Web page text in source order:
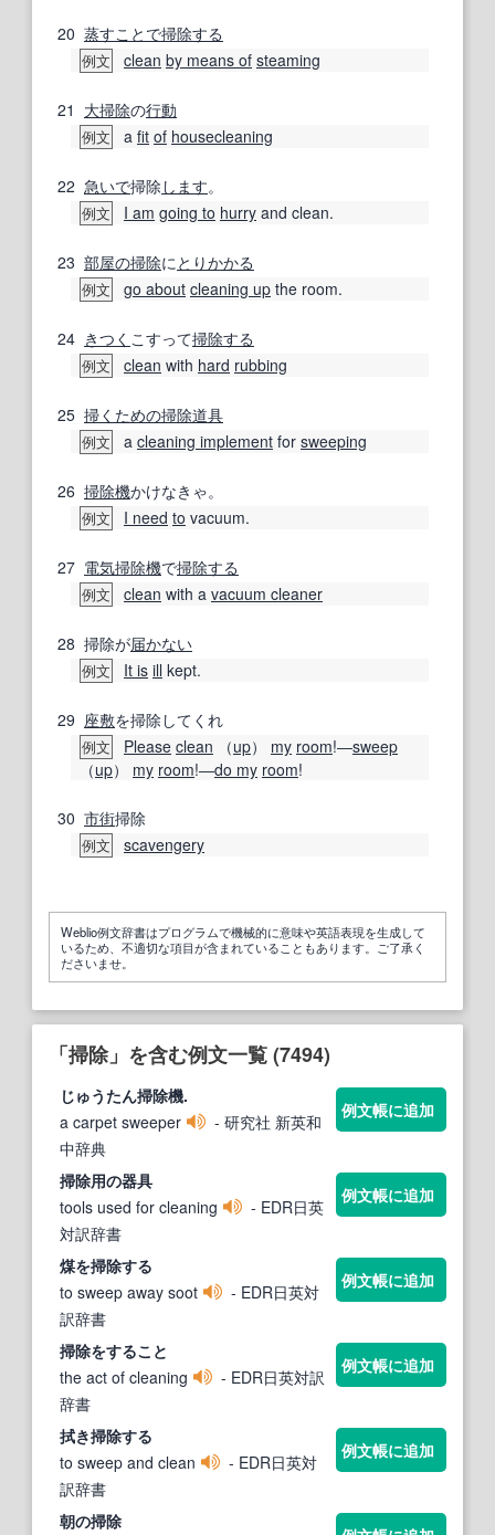
20 蒸すことで掃除する
例文 clean by means of steaming
21 大掃除の行動
例文 a fit of housecleaning
22 急いで掃除 します。
例文 I am going to hurry and clean.
23 部屋の掃除に とりかかる
例文 go about cleaning up the room.
24 きつく こすって掃除する
例文 clean with hard rubbing
25 掃く ための掃除道具
例文 a cleaning implement for sweeping
26 掃除機かけなきゃ。
例文 I need to vacuum.
27 電気掃除機で掃除する
例文 clean with a vacuum cleaner
28 掃除が届かない
例文 It is ill kept.
29 座敷を掃除してくれ
例文 Please clean （up） my room!―sweep
（up） my room!―do my room!
30 市街掃除
例文 scavengery
Weblio例文辞書はプログラムで機械的に意味や英語表現を生成して
いるため、不適切な項目が含まれていることもあります。ご了承く
ださいませ。
「掃除」を含む例文一覧 (7494)
じゅうたん掃除機.
a carpet sweeper
- 研究社 新英和
中辞典
例文帳に追加
掃除用の器具
tools used for cleaning
- EDR日英
対訳辞書
例文帳に追加
煤を掃除する
to sweep away soot
- EDR日英対
訳辞書
例文帳に追加
掃除をすること
the act of cleaning
- EDR日英対訳
辞書
例文帳に追加
拭き掃除する
to sweep and clean
- EDR日英対
訳辞書
例文帳に追加
朝の掃除